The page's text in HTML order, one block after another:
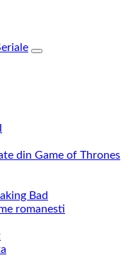
din Game of Thrones
Bad
romanesti